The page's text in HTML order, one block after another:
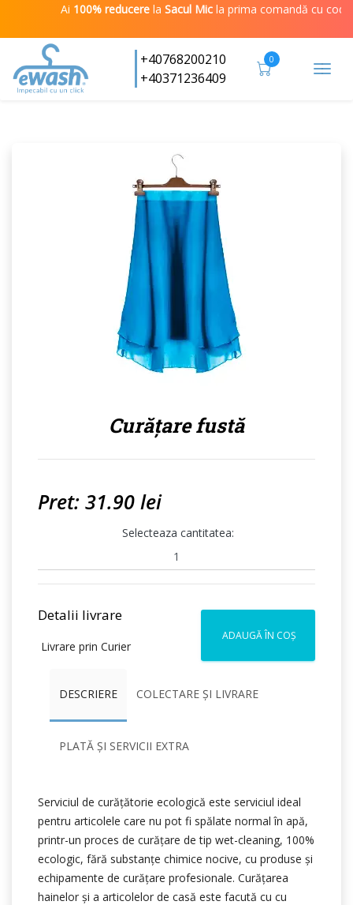
Ai100% reducerela Sacul Micla prima comandă cu codul
+40768200210
+40371236409
0
Curățare fustă
Pret: 31.90 lei
Selecteaza cantitatea:
ADAUGĂ ÎN COȘ
Detalii livrare
Livrare prin Curier
DESCRIERE COLECTARE ȘI LIVRARE
PLATĂ ȘI SERVICII EXTRA
Serviciul de curățătorie ecologică este serviciul ideal
pentru articolele care nu pot fi spălate normal în apă,
printr-un proces de curățare de tip wet-cleaning, 100%
ecologic, fără substanțe chimice nocive, cu produse și
echipamente de curățare profesionale. Curățarea
hainelor și a articolelor de casă este facută cu cu